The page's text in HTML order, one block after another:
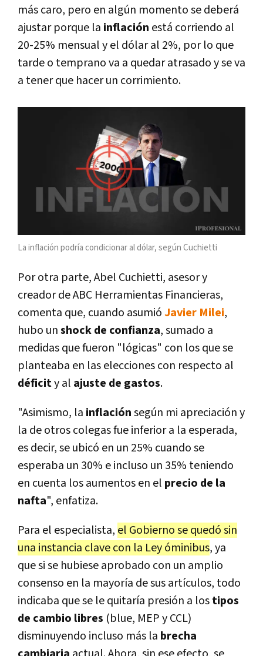
más caro, pero en algún momento se deberá
ajustar porque la inflación está corriendo al
20-25% mensual y el dólar al 2%, por lo que
tarde o temprano va a quedar atrasado y se va
a tener que hacer un corrimiento.
La inflación podría condicionar al dólar, según Cuchietti
Por otra parte, Abel Cuchietti, asesor y
creador de ABC Herramientas Financieras,
comenta que, cuando asumióJavier Milei,
hubo unshock de confianza, sumado a
medidas que fueron "lógicas" con los que se
planteaba en las elecciones con respecto al
déficity al ajuste de gastos.
"Asimismo, la inflaciónsegún mi apreciación y
la de otros colegas fue inferior a la esperada,
es decir, se ubicó en un 25% cuando se
esperaba un 30% e incluso un 35% teniendo
en cuenta los aumentos en el precio de la
nafta", enfatiza.
Para el especialista, el Gobierno se quedó sin
una instancia clave con la Ley óminibus, ya
que si se hubiese aprobado con un amplio
consenso en la mayoría de sus artículos, todo
indicaba que se le quitaría presión a lostipos
de cambio libres (blue, MEP y CCL)
disminuyendo incluso más la brecha